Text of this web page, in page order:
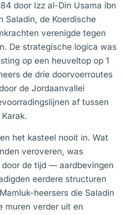
door Izz al-Din Usama ibn
Saladin, de Koerdische
verenigde tegen
De strategische logica was
op een heuveltop op 1
de drie doorvoerroutes
de Jordaanvallei
af tussen
het kasteel nooit in. Wat
veroveren, was
de tijd — aardbevingen
eerdere structuren
heersers die Saladin
muren verder uit en